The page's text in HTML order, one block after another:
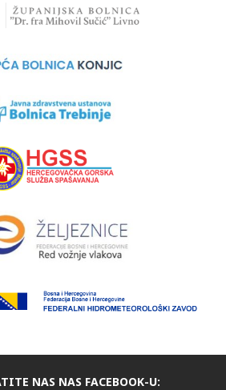
NAS NAS FACEBOOK-U: